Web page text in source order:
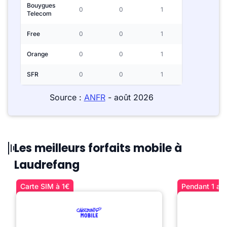
Bouygues
Telecom
0 0 1
Free 0 0 1
Orange 0 0 1
SFR 0 0 1
Source : ANFR- août 2026
Les meilleurs forfaits mobile à
Laudrefang
Carte SIM à 1€ Pendant 1